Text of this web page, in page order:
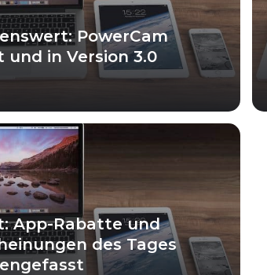
PowerCam
und in Version 3.0
App-Rabatte und
des Tages